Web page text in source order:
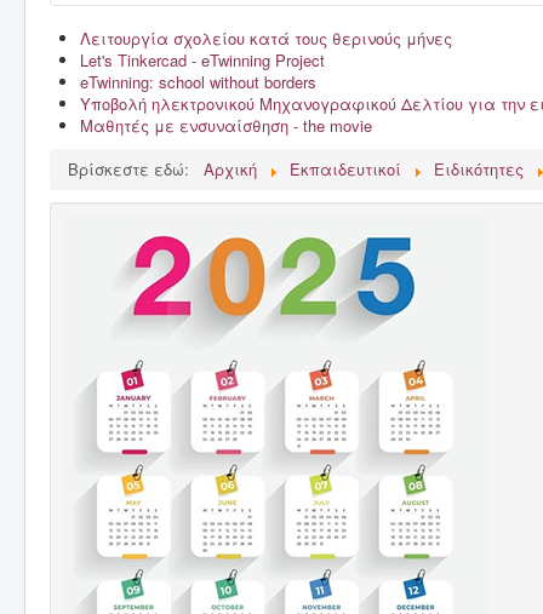
Λειτουργία σχολείου κατά τους θερινούς μήνες
Let's Tinkercad - eTwinning Project
eTwinning: school without borders
Υποβολή ηλεκτρονικού Μηχανογραφικού Δελτίου για
Μαθητές με ενσυναίσθηση - the movie
Βρίσκεστε εδώ:
Αρχική Εκπαιδευτικοί Ειδικότητες